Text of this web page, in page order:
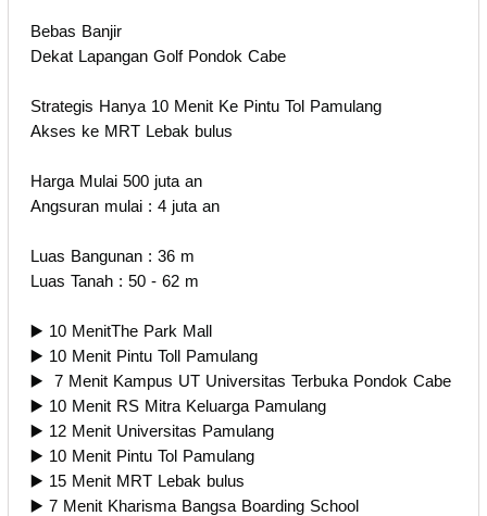
Bebas Banjir
Dekat Lapangan Golf Pondok Cabe
Strategis Hanya 10 Menit Ke Pintu Tol Pamulang
Akses ke MRT Lebak bulus
Harga Mulai 500 juta an
Angsuran mulai : 4 juta an
Luas Bangunan : 36 m
Luas Tanah : 50 - 62 m
▶️ 10 MenitThe Park Mall
▶️ 10 Menit Pintu Toll Pamulang
▶️ 7 Menit Kampus UT Universitas Terbuka Pondok Cabe
▶️ 10 Menit RS Mitra Keluarga Pamulang
▶️ 12 Menit Universitas Pamulang
▶️ 10 Menit Pintu Tol Pamulang
▶️ 15 Menit MRT Lebak bulus
▶️ 7 Menit Kharisma Bangsa Boarding School